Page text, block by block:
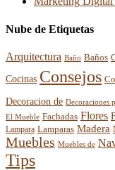
Nube de Etiquetas
Arquitectura Baño Baños
Cocinas Consejos
Decoracion de Decoraciones
El Mueble Fachadas Flores
Lampara Lamparas Madera
Muebles Muebles de
Tips